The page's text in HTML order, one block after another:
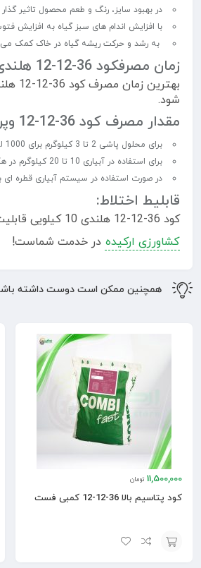
در بهبود سایز، رنگ و طعم محصول تاثیر
با افزایش اندام های سبز گیاه به افزایش
به رشد و حرکت ریشه گیاه در خاک کمک می
زمان مصرفکود 36-12-12 هلندی 10 کیلویی:
شود.
مقدار مصرف کود 36-12-12 وپروفرت:
برای محلول پاشی 2 تا 3 کیلوگرم برای 1000 لیتر اب
برای استفاده در آبیاری 10 تا 20 کیلوگرم در هکتار
در صورت استفاده در سیستم آبیاری قطره ای به ازای هر 5 سال سن درخت اندازه 30 گرم در سایه انداز ریخته و سپس آبیاری میکنیم. هرچقدر سن درخت بیشتر شود به همان
قابلیط اختلاط:
کود 36-12-12 هلندی 10 کیلویی قابلیت اختلاط با اکثر کود ها و سموم کشاورزی را دارد اما بهتر است که قبل از مصرف در مقدار کمتر آزمایش شود.
کشاورزی ارکیده در خدمت شماست!
همچنین ممکن است دوست داشته
11,500,000 تومان
کود پتاسیم بالا 36-12-12 کمبی فست